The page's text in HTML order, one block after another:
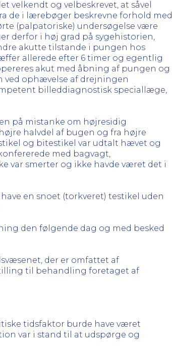
velkendt og velbeskrevet, at såvel
de i lærebøger beskrevne forhold med
(palpatoriske) undersøgelse være
derfor i høj grad på sygehistorien,
akutte tilstande i pungen hos
allerede efter 6 timer og egentlig
akut med åbning af pungen og
ved ophævelse af drejningen
billeddiagnostisk speciallæge,
på mistanke om højresidig
halvdel af bugen og fra højre
og bitestikel var udtalt hævet og
med bagvagt,
var smerter og ikke havde været det i
en snoet (torkveret) testikel uden
den følgende dag og med besked
der er omfattet af
til behandling foretaget af
tidsfaktor burde have været
var i stand til at udspørge og